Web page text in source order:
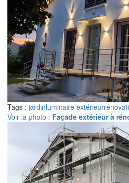
Tags : jardinluminaire extérieur
Voir la photo : Façade extérieur à